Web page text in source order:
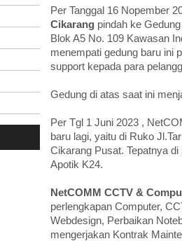
Per Tanggal 16 Nopember
Cikarang pindah ke
Blok A5 No. 109 Kawasan
menempati gedung baru ini
support kepada para
Gedung di atas saat ini
Per Tgl 1 Juni 2023 ,
baru lagi, yaitu di Ruko
Cikarang Pusat. Tepatnya
Apotik K24.
NetCOMM CCTV &
perlengkapan Computer,
Webdesign, Perbaikan
mengerjakan Kontrak